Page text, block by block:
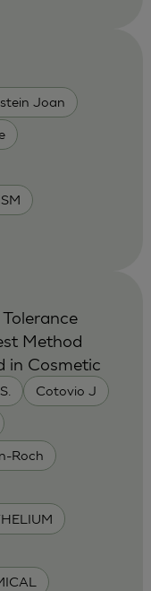
Joan
Cotovio J
Roch
Method
in Cosmetic